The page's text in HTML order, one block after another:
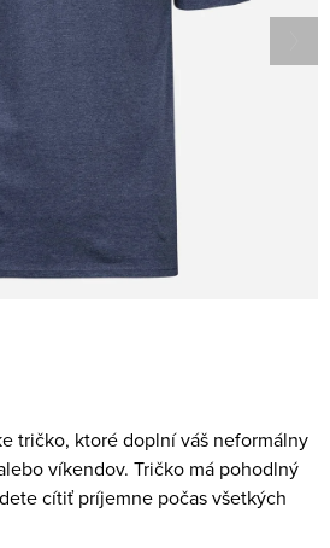
tričko, ktoré doplní váš neformálny
víkendov. Tričko má pohodlný
cítiť príjemne počas všetkých